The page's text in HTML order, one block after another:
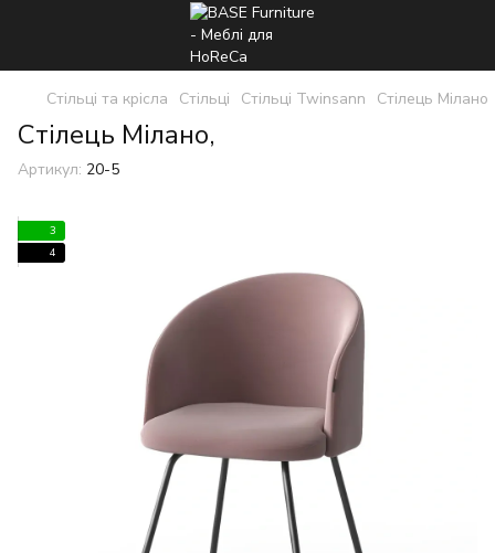
Стільці та крісла Стільці Стільці Twinsann Стілець Мілано
Стілець Мілано,
Артикул: 20-5
3
4